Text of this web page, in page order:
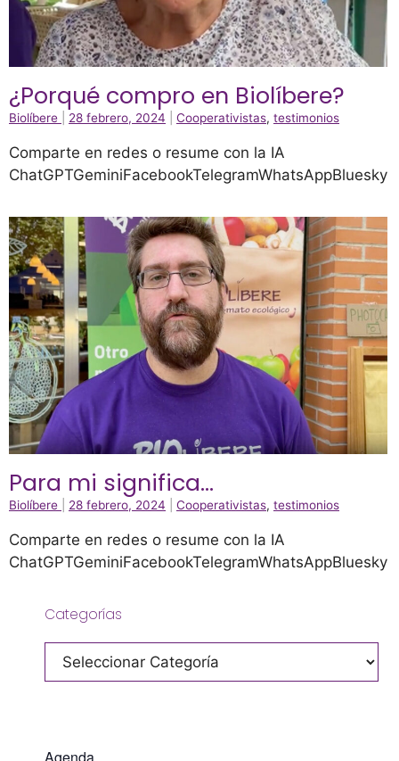
¿Porqué compro en Biolíbere?
Biolíbere 28 febrero, 2024 Cooperativistas, testimonios
Comparte en redes o resume con la IA
ChatGPTGeminiFacebookTelegramWhatsAppBluesky
Para mi significa…
Biolíbere 28 febrero, 2024 Cooperativistas, testimonios
Comparte en redes o resume con la IA
ChatGPTGeminiFacebookTelegramWhatsAppBluesky
Categorías
Categorías